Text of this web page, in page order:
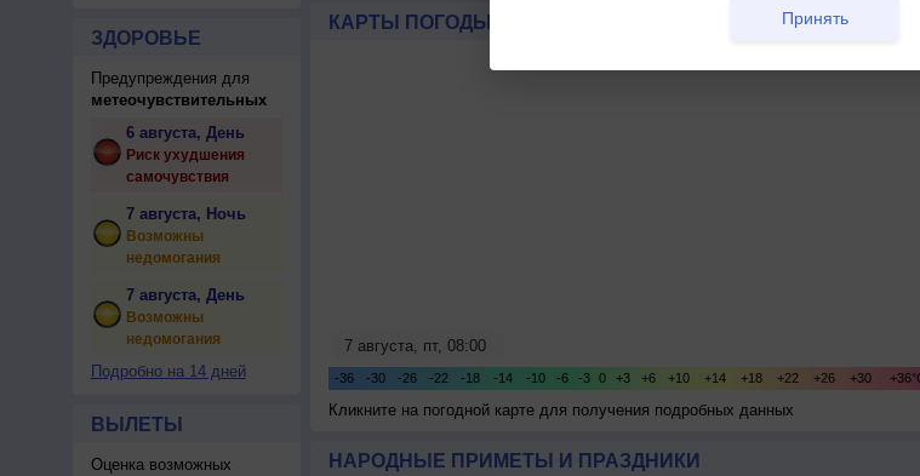
ЗДОРОВЬЕ
Предупреждения для
метеочувствительных
6 августа, День
Риск ухудшения
самочувствия
7 августа, Ночь
Возможны
недомогания
7 августа, День
Возможны
недомогания
Подробно на 14 дней
ВЫЛЕТЫ
Оценка возможных
КАРТЫ ПОГОДЫ Облачность
Кликните на погодной карте для получения подробных данных
НАРОДНЫЕ ПРИМЕТЫ И ПРАЗДНИКИ
Принять